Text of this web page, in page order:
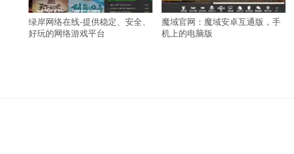
绿岸网络在线-提供稳定、安全、
好玩的网络游戏平台
魔域官网：魔域安卓互通版，手
机上的电脑版